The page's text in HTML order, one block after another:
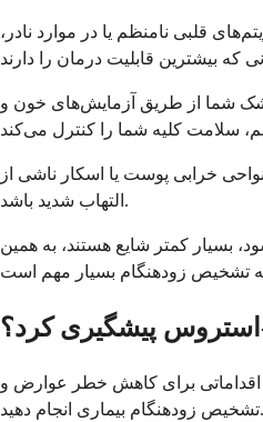
قلبی نامنظم یا در موارد نادر،
شما از طریق آزمایش‌های خون و
خرابی پوست یا اسکار ناشی از
التهاب شدید باشد.
کمتر شایع هستند، به همین
پیشگیری کرد؟
اقداماتی برای کاهش خطر عوارض و
تشخیص زودهنگام بیماری انجام دهید.